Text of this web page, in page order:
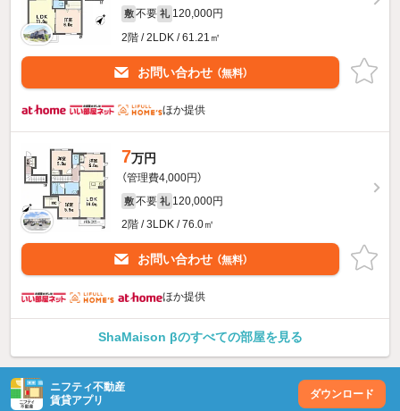
敷 不要 礼 120,000円
2階 / 2LDK / 61.21㎡
お問い合わせ （無料）
ほか提供
7万円
（管理費4,000円）
敷 不要 礼 120,000円
2階 / 3LDK / 76.0㎡
お問い合わせ （無料）
ほか提供
ShaMaison βのすべての部屋を見る
ニフティ不動産
賃貸アプリ
ダウンロード